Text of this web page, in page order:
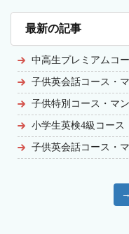
最新の記事
中高生プレミアムコ
子供英会話コース・
子供特別コース・マ
小学生英検4級コース
子供英会話コース・